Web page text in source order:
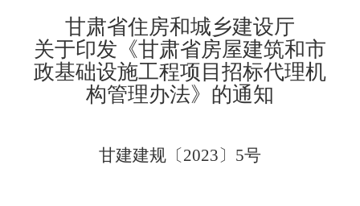
甘肃省住房和城乡建设厅
关于印发《甘肃省房屋建筑和市
政基础设施工程项目招标代理机
构管理办法》的通知
甘建建规〔2023〕5号